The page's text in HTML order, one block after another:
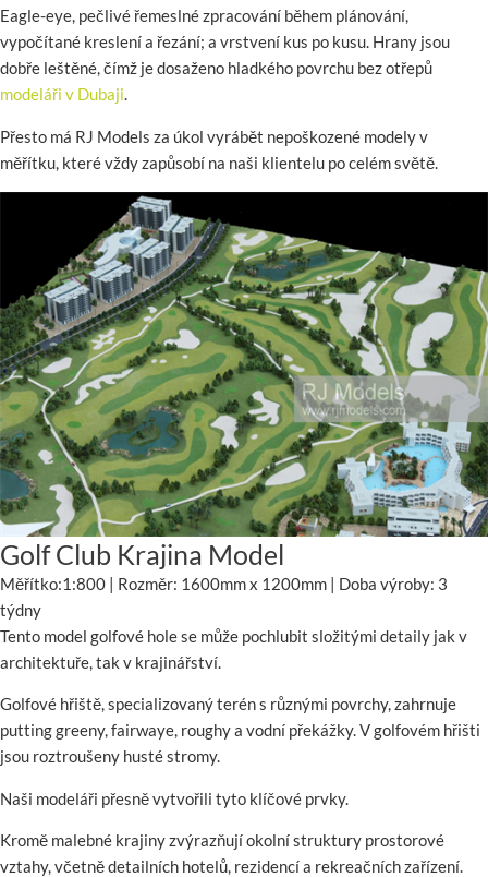
Eagle-eye, pečlivé řemeslné zpracování během plánování,
vypočítané kreslení a řezání; a vrstvení kus po kusu. Hrany jsou
dobře leštěné, čímž je dosaženo hladkého povrchu bez otřepů
modeláři v Dubaji.
Přesto má RJ Models za úkol vyrábět nepoškozené modely v
měřítku, které vždy zapůsobí na naši klientelu po celém světě.
Golf Club Krajina Model
Měřítko:1:800 | Rozměr: 1600mm x 1200mm | Doba výroby: 3
týdny
Tento model golfové hole se může pochlubit složitými detaily jak v
architektuře, tak v krajinářství.
Golfové hřiště, specializovaný terén s různými povrchy, zahrnuje
putting greeny, fairwaye, roughy a vodní překážky. V golfovém hřišti
jsou roztroušeny husté stromy.
Naši modeláři přesně vytvořili tyto klíčové prvky.
Kromě malebné krajiny zvýrazňují okolní struktury prostorové
vztahy, včetně detailních hotelů, rezidencí a rekreačních zařízení.